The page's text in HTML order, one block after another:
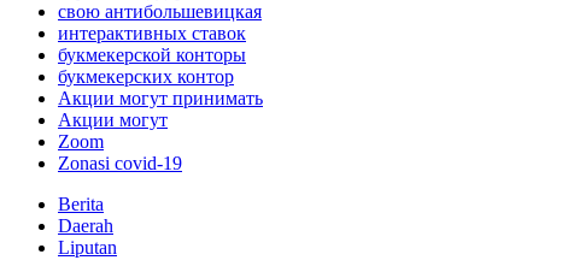
свою антибольшевицкая
интерактивных ставок
букмекерской конторы
букмекерских контор
Акции могут принимать
Акции могут
Zoom
Zonasi covid-19
Berita
Daerah
Liputan